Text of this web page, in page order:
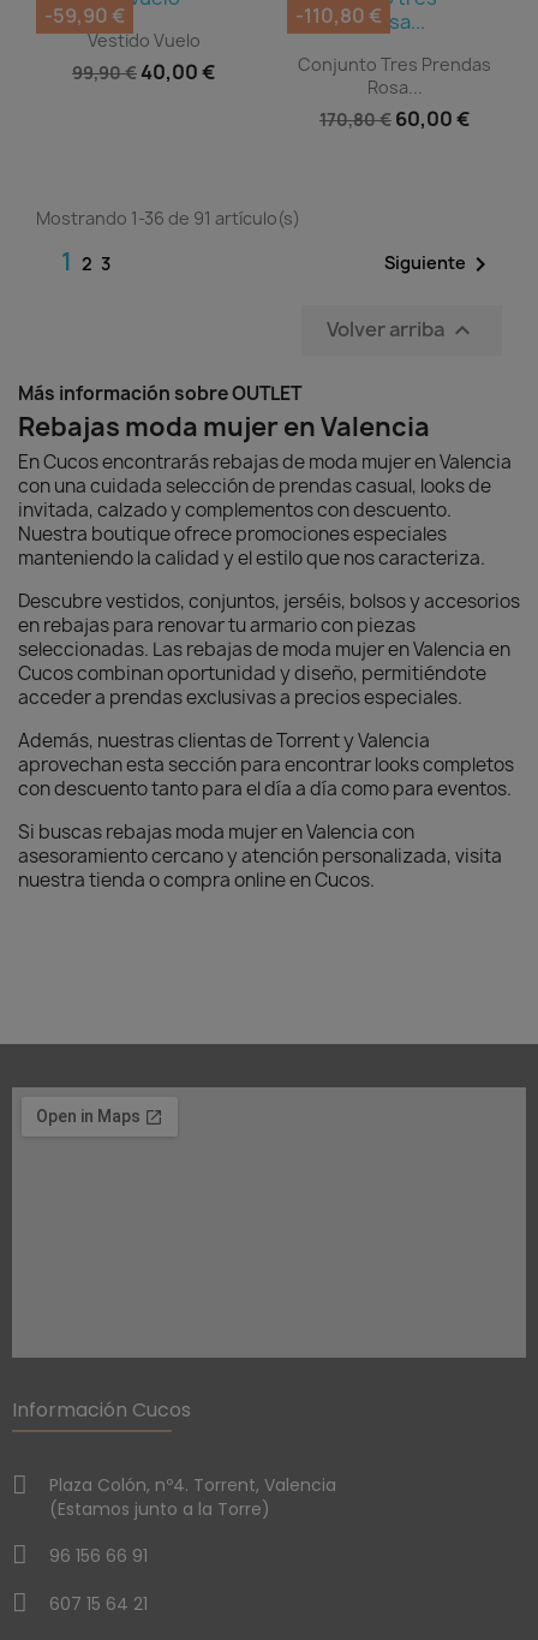
Vista rápida
Vestido Vuelo
99,90 € 40,00 €
-59,90 €
Vista rápida
Conjunto Tres Prendas
Rosa...
170,80 € 60,00 €
-110,80 €
Mostrando 1-36 de 91 artículo(s)
1 2 3 Siguiente 
Volver arriba 
Más información sobre OUTLET
Rebajas moda mujer en Valencia
En Cucos encontrarás rebajas de moda mujer en Valencia
con una cuidada selección de prendas casual, looks de
invitada, calzado y complementos con descuento.
Nuestra boutique ofrece promociones especiales
manteniendo la calidad y el estilo que nos caracteriza.
Descubre vestidos, conjuntos, jerséis, bolsos y accesorios
en rebajas para renovar tu armario con piezas
seleccionadas. Las rebajas de moda mujer en Valencia en
Cucos combinan oportunidad y diseño, permitiéndote
acceder a prendas exclusivas a precios especiales.
Además, nuestras clientas de Torrent y Valencia
aprovechan esta sección para encontrar looks completos
con descuento tanto para el día a día como para eventos.
Si buscas rebajas moda mujer en Valencia con
asesoramiento cercano y atención personalizada, visita
nuestra tienda o compra online en Cucos.
Información Cucos
Plaza Colón, nº4. Torrent, Valencia
(Estamos junto a la Torre)
96 156 66 91
607 15 64 21